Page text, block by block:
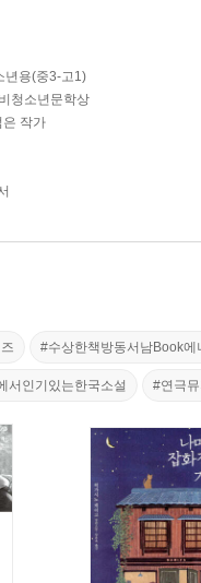
년용(중3-고1)
청소년문학상
은 작가
#수상한책방동서남Book에
서인기있는한국소설 #연극